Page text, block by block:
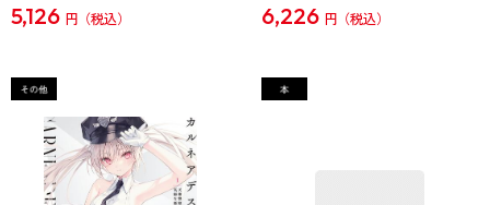
5,126 円 6,226 円